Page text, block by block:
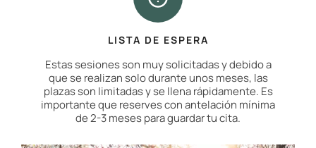
LISTA DE ESPERA
Estas sesiones son muy solicitadas y debido a
que se realizan solo durante unos meses, las
plazas son limitadas y se llena rápidamente. Es
importante que reserves con antelación mínima
de 2-3 meses para guardar tu cita.